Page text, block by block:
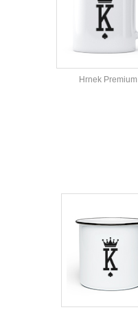
Hrnek Premium